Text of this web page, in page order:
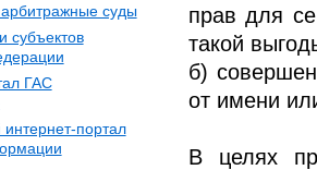
прав для
такой
б)
от имени
В целях
суды
субъектов
ГАС
портал